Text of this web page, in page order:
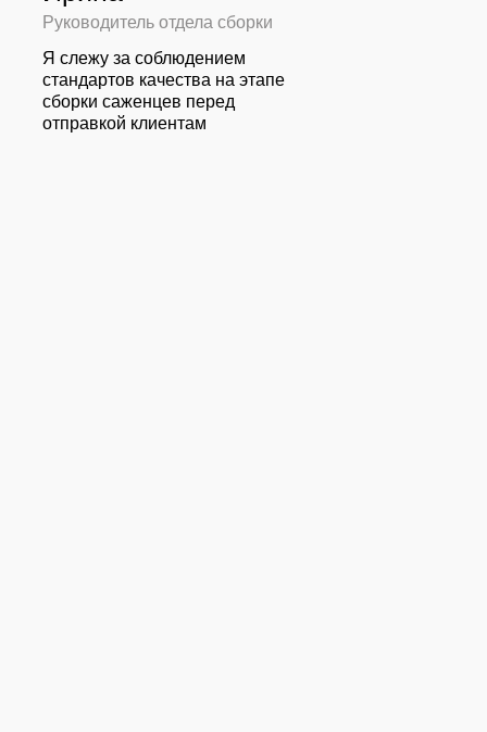
Руководитель отдела сборки
Я слежу за соблюдением
стандартов качества на этапе
сборки саженцев перед
отправкой клиентам